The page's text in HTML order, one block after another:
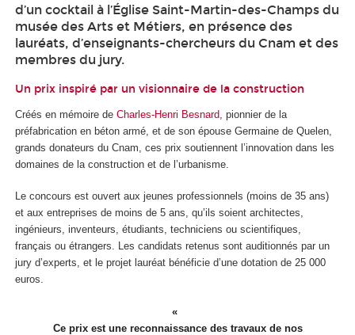
d’un cocktail à l’Église Saint-Martin-des-Champs du
musée des Arts et Métiers, en présence des
lauréats, d’enseignants-chercheurs du Cnam et des
membres du jury.
Un prix inspiré par un visionnaire de la construction
Créés en mémoire de Charles-Henri Besnard , pionnier de la
préfabrication en béton armé, et de son épouse Germaine de Quelen,
grands donateurs du Cnam, ces prix soutiennent l’innovation dans les
domaines de la construction et de l’urbanisme.
Le concours est ouvert aux jeunes professionnels (moins de 35 ans)
et aux entreprises de moins de 5 ans, qu’ils soient architectes,
ingénieurs, inventeurs, étudiants, techniciens ou scientifiques,
français ou étrangers. Les candidats retenus sont auditionnés par un
jury d’experts, et le projet lauréat bénéficie d’une dotation de 25 000
euros.
Ce prix est une reconnaissance des travaux de nos